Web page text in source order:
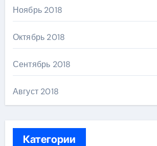
Ноябрь 2018
Октябрь 2018
Сентябрь 2018
Август 2018
Категории